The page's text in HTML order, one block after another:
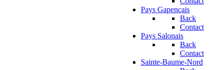
Pays Gapençais
Back
Contact
Pays Salonais
Back
Contact
Sainte-Baume-Nord